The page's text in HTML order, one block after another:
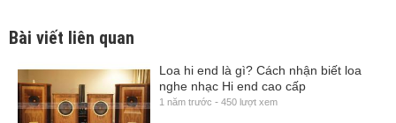
Bài viết liên quan
Loa hi end là gì? Cách nhận biết loa
nghe nhạc Hi end cao cấp
1 năm trước - 450 lượt xem